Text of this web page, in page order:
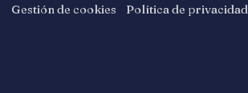
Gestión de cookies Política de privacidad